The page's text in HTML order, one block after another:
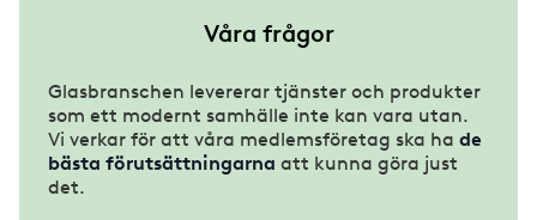
Våra frågor
Glasbranschen levererar tjänster och produkter
som ett modernt samhälle inte kan vara utan.
Vi verkar för att våra medlemsföretag ska ha de
bästa förutsättningarna att kunna göra just
det.